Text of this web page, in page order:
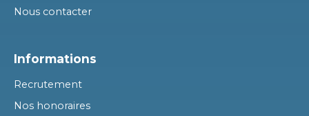
Nous contacter
Informations
Recrutement
Nos honoraires